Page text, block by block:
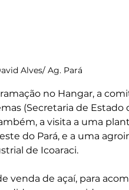
Alves/ Ag. Pará
no Hangar, a
(Secretaria de
a visita a uma
do Pará, e a uma
de Icoaraci.
venda de açaí, para